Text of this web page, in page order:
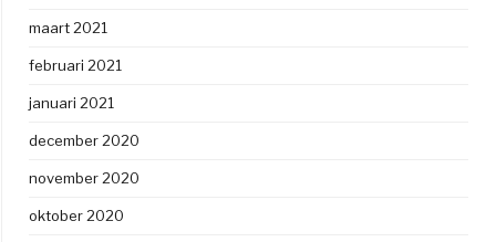
maart 2021
februari 2021
januari 2021
december 2020
november 2020
oktober 2020